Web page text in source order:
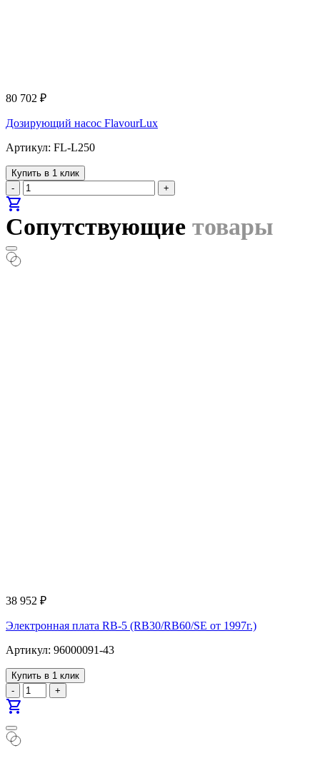
80 702 ₽
Дозирующий насос FlavourLux
Артикул: FL-L250
Купить в 1 клик
-
+
shopping_cart
Сопутствующие товары
38 952 ₽
Электронная плата RB-5 (RB30/RB60/SE от 1997г.)
Артикул: 96000091-43
Купить в 1 клик
-
+
shopping_cart